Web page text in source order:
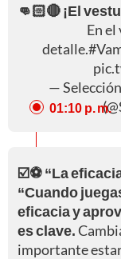
👊🏻🔴 ¡El
En
detalle.
—
01:10 p. m.
☑️⚽ “La
“Cuando
eficacia y
es clave.
importante